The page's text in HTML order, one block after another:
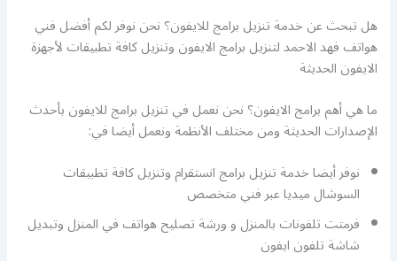
هل تبحث عن خدمة تنزيل برامج للايفون؟ نحن نوفر لكم أفضل فني
هواتف فهد الاحمد لتنزيل برامج الايفون وتنزيل كافة تطبيقات لأجهزة
الايفون الحديثة
ما هي أهم برامج الايفون؟ نحن نعمل في تنزيل برامج للايفون بأحدث
الإصدارات الحديثة ومن مختلف الأنظمة ونعمل أيضا في:
نوفر أيضا خدمة تنزيل برامج انستقرام وتنزيل كافة تطبيقات
السوشال ميديا عبر فني متخصص
فرمتت تلفونات بالمنزل و ورشة تصليح هواتف في المنزل وتبديل
شاشة تلفون ايفون